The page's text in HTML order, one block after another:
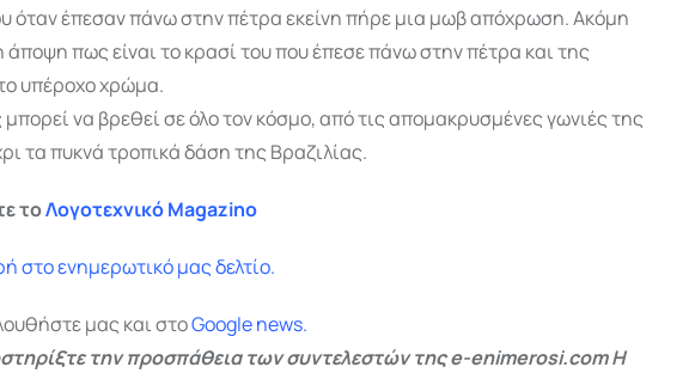
όταν έπεσαν πάνω στην πέτρα εκείνη πήρε μια μωβ απόχρωση. Ακόμη
άποψη πως είναι το κρασί του που έπεσε πάνω στην πέτρα και της
υπέροχο χρώμα.
να βρεθεί σε όλο τον κόσμο, από τις απομακρυσμένες γωνιές της
τα πυκνά τροπικά δάση της Βραζιλίας.
τοΛογοτεχνικό Magazino
στο ενημερωτικό μας δελτίο.
μας και στοGooglenews.
την προσπάθεια των συντελεστών της e-enimerosi.com Η